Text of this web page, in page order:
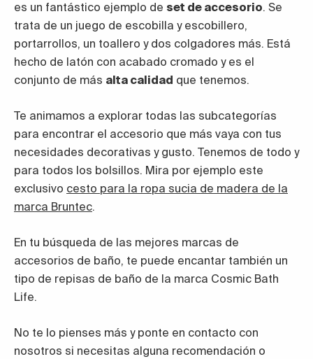
es un fantástico ejemplo de set de accesorio. Se
trata de un juego de escobilla y escobillero,
portarrollos, un toallero y dos colgadores más. Está
hecho de latón con acabado cromado y es el
conjunto de más alta calidad que tenemos.
Te animamos a explorar todas las subcategorías
para encontrar el accesorio que más vaya con tus
necesidades decorativas y gusto. Tenemos de todo y
para todos los bolsillos. Mira por ejemplo este
exclusivo cesto para la ropa sucia de madera de la
marca Bruntec.
En tu búsqueda de las mejores marcas de
accesorios de baño, te puede encantar también un
tipo de repisas de baño de la marca Cosmic Bath
Life.
No te lo pienses más y ponte en contacto con
nosotros si necesitas alguna recomendación o